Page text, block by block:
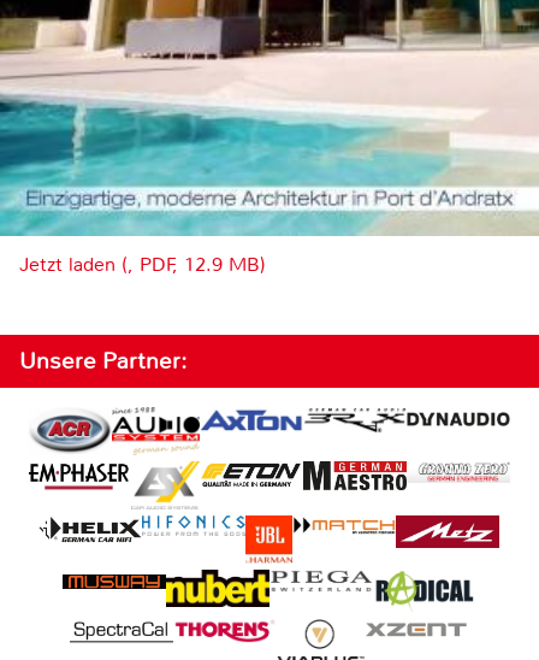
Jetzt laden (, PDF, 12.9 MB)
Unsere Partner: